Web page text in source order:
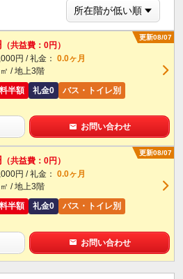
更新08/07
（共益費：0円）
円 / 礼金： 0.0ヶ月
/ 地上3階
半額
礼金0 バス・トイレ別
お問い合わせ
更新08/07
（共益費：0円）
円 / 礼金： 0.0ヶ月
/ 地上3階
半額
礼金0 バス・トイレ別
お問い合わせ